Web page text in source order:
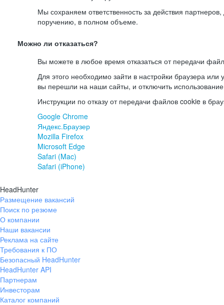
Мы сохраняем ответственность за действия
поручению, в полном объеме.
Можно ли отказаться?
Вы можете в любое время отказаться от передачи
Для этого необходимо зайти в настройки браузера или
вы перешли на наши сайты, и отключить
Инструкции по отказу от передачи файлов cookie в
Google Chrome
Яндекс.Браузер
Mozilla Firefox
Microsoft Edge
Safari (Mac)
Safari (iPhone)
HeadHunter
Размещение вакансий
Поиск по резюме
О компании
Наши вакансии
Реклама на сайте
Требования к ПО
Безопасный HeadHunter
HeadHunter API
Партнерам
Инвесторам
Каталог компаний